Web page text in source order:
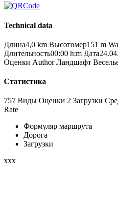
Technical data
Длина4,0 km Высотомер151 m
Длительность00:00 h:m Дата
Оценки Author Ландшафт
Статистика
757 Виды Оценки 2 Загрузки
Rate
Формуляр маршрута
Дорога
Загрузки
xxx